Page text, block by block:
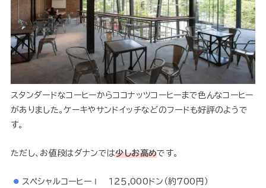
スタンダードなコーヒーからココナッツコーヒーまで色んなコーヒー
がありました。ケーキやサンドイッチなどのフードも好評のようで
す。
ただし、お値段はダナンでは少しお高めです。
スペシャルコーヒーⅠ １２５,000ドン（約７00円）